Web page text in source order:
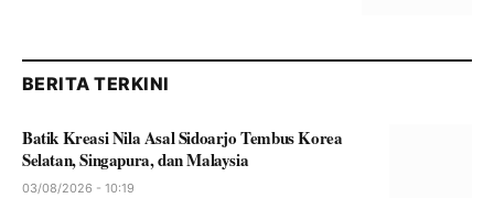
BERITA TERKINI
Batik Kreasi Nila Asal Sidoarjo Tembus Korea
Selatan, Singapura, dan Malaysia
03/08/2026 - 10:19